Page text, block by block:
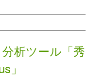
析ツール「秀
」